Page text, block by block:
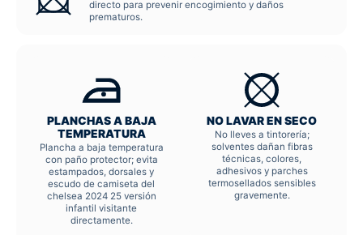
directo para prevenir encogimiento y daños
prematuros.
PLANCHAS A BAJA
TEMPERATURA
Plancha a baja temperatura
con paño protector; evita
estampados, dorsales y
escudo de camiseta del
chelsea 2024 25 versión
infantil visitante
directamente.
NO LAVAR EN SECO
No lleves a tintorería;
solventes dañan fibras
técnicas, colores,
adhesivos y parches
termosellados sensibles
gravemente.